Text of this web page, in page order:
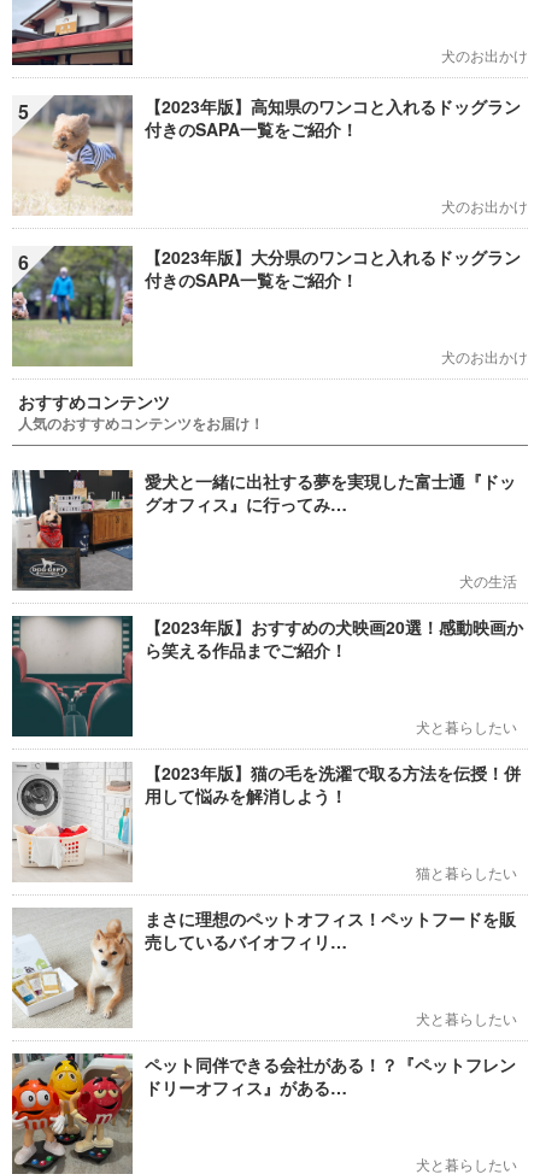
犬のお出かけ
5
【2023年版】高知県のワンコと入れるドッグラン
付きのSAPA一覧をご紹介！
犬のお出かけ
6
【2023年版】大分県のワンコと入れるドッグラン
付きのSAPA一覧をご紹介！
犬のお出かけ
おすすめコンテンツ
人気のおすすめコンテンツをお届け！
愛犬と一緒に出社する夢を実現した富士通『ドッ
グオフィス』に行ってみ…
犬の生活
【2023年版】おすすめの犬映画20選！感動映画か
ら笑える作品までご紹介！
犬と暮らしたい
【2023年版】猫の毛を洗濯で取る方法を伝授！併
用して悩みを解消しよう！
猫と暮らしたい
まさに理想のペットオフィス！ペットフードを販
売しているバイオフィリ…
犬と暮らしたい
ペット同伴できる会社がある！？『ペットフレン
ドリーオフィス』がある…
犬と暮らしたい